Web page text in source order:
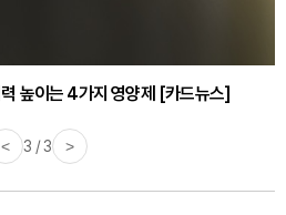
높이는 4가지 영양제 [카드뉴스]
< 3 / 3 >